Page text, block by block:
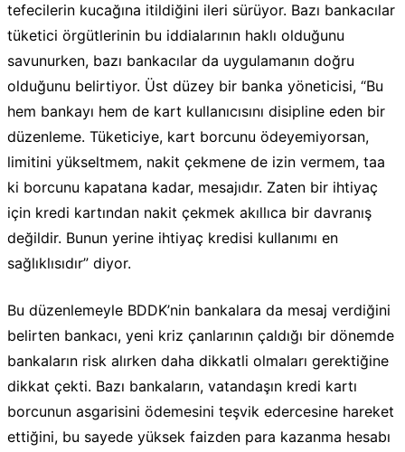
tefecilerin kucağına itildiğini ileri sürüyor. Bazı bankacılar
tüketici örgütlerinin bu iddialarının haklı olduğunu
savunurken, bazı bankacılar da uygulamanın doğru
olduğunu belirtiyor. Üst düzey bir banka yöneticisi, “Bu
hem bankayı hem de kart kullanıcısını disipline eden bir
düzenleme. Tüketiciye, kart borcunu ödeyemiyorsan,
limitini yükseltmem, nakit çekmene de izin vermem, taa
ki borcunu kapatana kadar, mesajıdır. Zaten bir ihtiyaç
için kredi kartından nakit çekmek akıllıca bir davranış
değildir. Bunun yerine ihtiyaç kredisi kullanımı en
sağlıklısıdır” diyor.
Bu düzenlemeyle BDDK’nin bankalara da mesaj verdiğini
belirten bankacı, yeni kriz çanlarının çaldığı bir dönemde
bankaların risk alırken daha dikkatli olmaları gerektiğine
dikkat çekti. Bazı bankaların, vatandaşın kredi kartı
borcunun asgarisini ödemesini teşvik edercesine hareket
ettiğini, bu sayede yüksek faizden para kazanma hesabı